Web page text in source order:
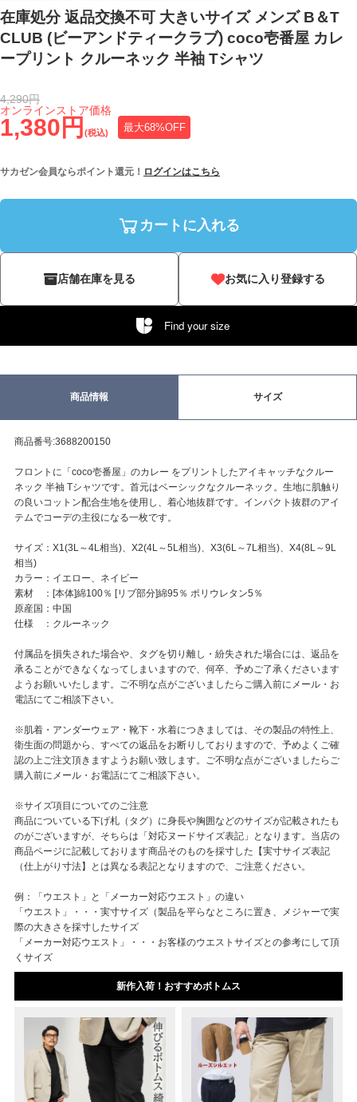
在庫処分 返品交換不可 大きいサイズ メンズ B＆T
CLUB (ビーアンドティークラブ) coco壱番屋 カレ
ープリント クルーネック 半袖 Tシャツ
1,380円 (税込) 最大68%OFF
オンラインストア価格
4,290円
サカゼン会員ならポイント還元！ ログインはこちら
カートに入れる
店舗在庫を見る お気に入り登録する
Find your size
商品情報 サイズ
商品番号:3688200150
フロントに「coco壱番屋」のカレー をプリントしたアイキャッチなクルー
ネック 半袖 Tシャツです。首元はベーシックなクルーネック。生地に肌触り
の良いコットン配合生地を使用し、着心地抜群です。インパクト抜群のアイ
テムでコーデの主役になる一枚です。
サイズ：X1(3L～4L相当)、X2(4L～5L相当)、X3(6L～7L相当)、X4(8L～9L
相当)
カラー：イエロー、ネイビー
素材 ：[本体]綿100％ [リブ部分]綿95％ ポリウレタン5％
原産国：中国
仕様 ：クルーネック
付属品を損失された場合や、タグを切り離し・紛失された場合には、返品を
承ることができなくなってしまいますので、何卒、予めご了承くださいます
ようお願いいたします。ご不明な点がございましたらご購入前にメール・お
電話にてご相談下さい。
※肌着・アンダーウェア・靴下・水着につきましては、その製品の特性上、
衛生面の問題から、すべての返品をお断りしておりますので、予めよくご確
認の上ご注文頂きますようお願い致します。ご不明な点がございましたらご
購入前にメール・お電話にてご相談下さい。
※サイズ項目についてのご注意
商品についている下げ札（タグ）に身長や胸囲などのサイズが記載されたも
のがございますが、そちらは「対応ヌードサイズ表記」となります。当店の
商品ページに記載しております商品そのものを採寸した【実寸サイズ表記
（仕上がり寸法】とは異なる表記となりますので、ご注意ください。
例：「ウエスト」と「メーカー対応ウエスト」の違い
「ウエスト」・・・実寸サイズ（製品を平らなところに置き、メジャーで実
際の大きさを採寸したサイズ
「メーカー対応ウエスト」・・・お客様のウエストサイズとの参考にして頂
くサイズ
新作入荷！おすすめボトムス